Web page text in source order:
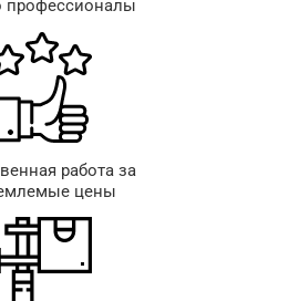
профессионалы
работа за
цены